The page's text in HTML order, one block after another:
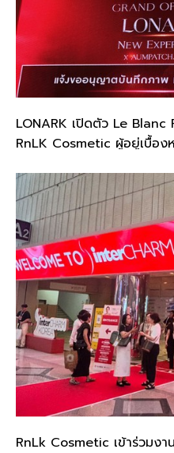
LONARK เปิดตัว Le
RnLK Cosmetic ผู้อยู่เบื้อง
RnLk Cosmetic เข้าร่วมง